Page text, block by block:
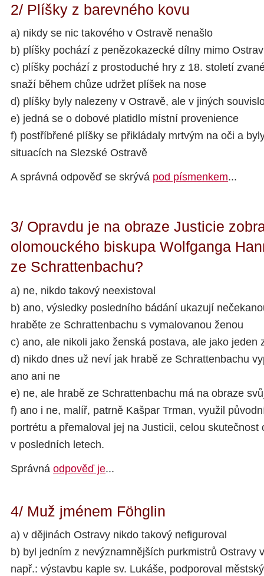
2/ Plíšky z barevného kovu
a) nikdy se nic takového v Ostravě nenašlo
b) plíšky pochází z penězokazecké dílny mimo
c) plíšky pochází z prostoduché hry z 18. století
snaží během chůze udržet plíšek na nose
d) plíšky byly nalezeny v Ostravě, ale v jiných
e) jedná se o dobové platidlo místní provenience
f) postříbřené plíšky se přikládaly mrtvým na oči a
situacích na Slezské Ostravě
A správná odpověď se skrývá pod písmenkem...
3/ Opravdu je na obraze Justicie
olomouckého biskupa Wolfganga
ze Schrattenbachu?
a) ne, nikdo takový neexistoval
b) ano, výsledky posledního bádání ukazují
hraběte ze Schrattenbachu s vymalovanou ženou
c) ano, ale nikoli jako ženská postava, ale jako jeden
d) nikdo dnes už neví jak hrabě ze Schrattenbachu
ano ani ne
e) ne, ale hrabě ze Schrattenbachu má na obraze
f) ano i ne, malíř, patrně Kašpar Trman, využil
portrétu a přemaloval jej na Justicii, celou skutečnost
v posledních letech.
Správná odpověď je...
4/ Muž jménem Föhglin
a) v dějinách Ostravy nikdo takový nefiguroval
b) byl jedním z nevýznamnějších purkmistrů Ostravy
např.: výstavbu kaple sv. Lukáše, podporoval